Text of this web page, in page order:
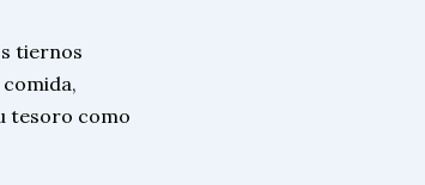
tiernos
tesoro como